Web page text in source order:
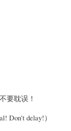
要耽误！
Don't delay!）